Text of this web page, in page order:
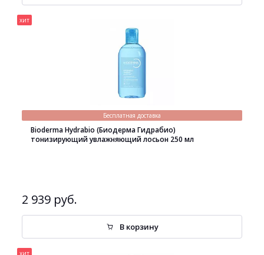
хит
Бесплатная доставка
Bioderma Hydrabio (Биодерма Гидрабио)
тонизирующий увлажняющий лосьон 250 мл
2 939 руб.
В корзину
хит